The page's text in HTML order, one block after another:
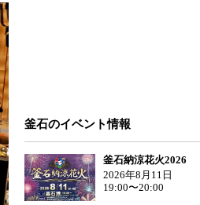
釜石のイベント情報
釜石納涼花火2026
2026年8月11日
19:00〜20:00